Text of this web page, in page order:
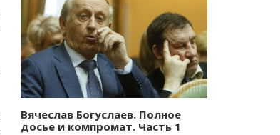
Вячеслав Богуслаев. Полное
досье и компромат. Часть 1